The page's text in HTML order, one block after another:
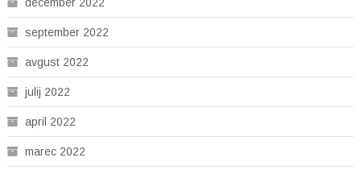
september 2022
avgust 2022
julij 2022
april 2022
marec 2022